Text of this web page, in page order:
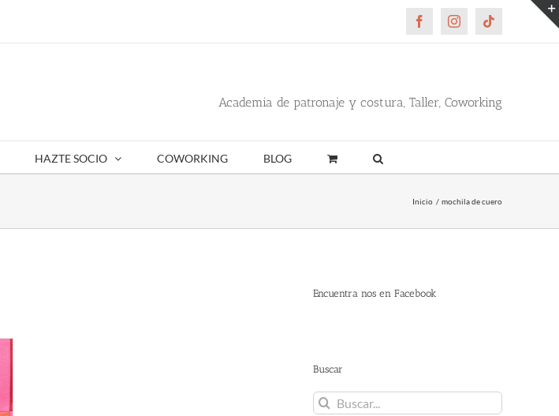
FacebookInstagramTiktok
Academia de patronaje y costura, Taller, Coworking
HAZTE SOCIO COWORKING BLOG
Inicio mochila de cuero
Encuentra nos en Facebook
Buscar
Buscar: